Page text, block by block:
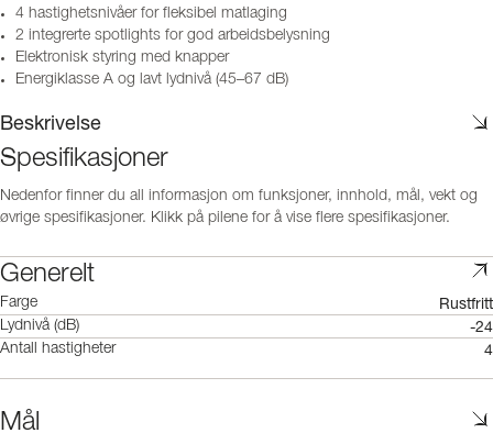
4 hastighetsnivåer for fleksibel matlaging
2 integrerte spotlights for god arbeidsbelysning
Elektronisk styring med knapper
Energiklasse A og lavt lydnivå (45–67 dB)
Beskrivelse
Spesifikasjoner
Nedenfor finner du all informasjon om funksjoner, innhold, mål, vekt og
øvrige spesifikasjoner. Klikk på pilene for å vise flere spesifikasjoner.
Generelt
Farge Rustfritt
Lydnivå (dB) -24
Antall hastigheter 4
Mål